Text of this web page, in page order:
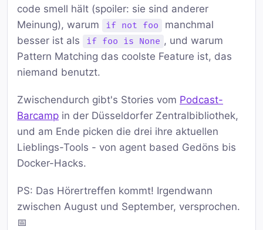
code smell hält (spoiler: sie sind anderer
Meinung), warum
if not foo
manchmal
besser ist als
if foo is None , und warum
Pattern Matching das coolste Feature ist, das
niemand benutzt.
Zwischendurch gibt's Stories vom Podcast-
Barcamp in der Düsseldorfer Zentralbibliothek,
und am Ende picken die drei ihre aktuellen
Lieblings-Tools - von agent based Gedöns bis
Docker-Hacks.
PS: Das Hörertreffen kommt! Irgendwann
zwischen August und September, versprochen.
📅